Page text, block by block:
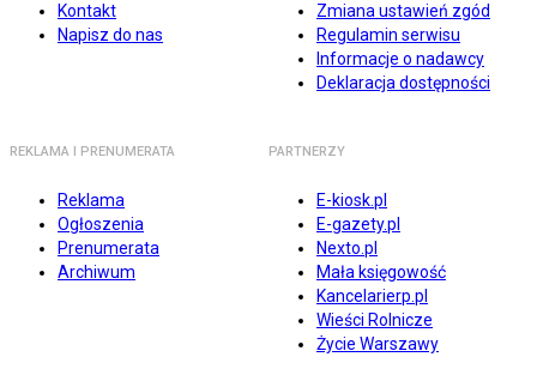
Kontakt
Napisz do nas
Zmiana ustawień zgód
Regulamin serwisu
Informacje o nadawcy
Deklaracja dostępności
REKLAMA I PRENUMERATA
Reklama
Ogłoszenia
Prenumerata
Archiwum
PARTNERZY
E-kiosk.pl
E-gazety.pl
Nexto.pl
Mała księgowość
Kancelarierp.pl
Wieści Rolnicze
Życie Warszawy